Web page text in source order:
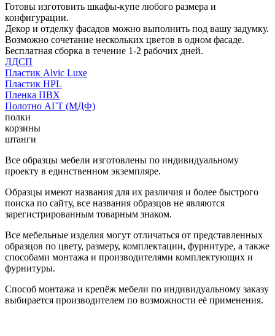
Готовы изготовить шкафы-купе любого размера и
конфигурации.
Декор и отделку фасадов можно выполнить под вашу задумку.
Возможно сочетание нескольких цветов в одном фасаде.
Бесплатная сборка в течение 1-2 рабочих дней.
ЛДСП
Пластик Alvic Luxe
Пластик HPL
Пленка ПВХ
Полотно АГТ (МДФ)
полки
корзины
штанги
Все образцы мебели изготовлены по индивидуальному
проекту в единственном экземпляре.
Образцы имеют названия для их различия и более быстрого
поиска по сайту, все названия образцов не являются
зарегистрированным товарным знаком.
Все мебельные изделия могут отличаться от представленных
образцов по цвету, размеру, комплектации, фурнитуре, а также
способами монтажа и производителями комплектующих и
фурнитуры.
Способ монтажа и крепёж мебели по индивидуальному заказу
выбирается производителем по возможности её применения.